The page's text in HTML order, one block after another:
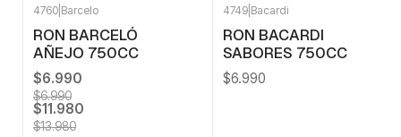
4760 Barcelo
RON BARCELÓ
AÑEJO 750CC
$6.990
$6.990
$11.980
$13.980
4749 Bacardi
RON BACARDI
SABORES 750CC
$6.990